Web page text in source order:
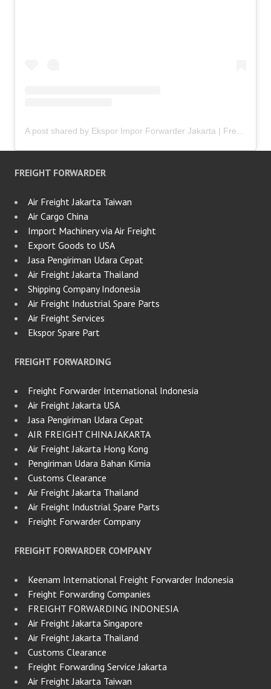
FREIGHT FORWARDER
Air Freight Jakarta Taiwan
Air Cargo China
Import Machinery via Air Freight
Export Goods to USA
Jasa Pengiriman Udara Cepat
Air Freight Jakarta Thailand
Shipping Company Indonesia
Air Freight Industrial Spare Parts
Air Freight Services
Ekspor Spare Part
FREIGHT FORWARDING
Freight Forwarder International Indonesia
Air Freight Jakarta USA
Jasa Pengiriman Udara Cepat
AIR FREIGHT CHINA JAKARTA
Air Freight Jakarta Hong Kong
Pengiriman Udara Bahan Kimia
Customs Clearance
Air Freight Jakarta Thailand
Air Freight Industrial Spare Parts
Freight Forwarder Company
FREIGHT FORWARDER COMPANY
Keenam International Freight Forwarder Indonesia
Freight Forwarding Companies
FREIGHT FORWARDING INDONESIA
Air Freight Jakarta Singapore
Air Freight Jakarta Thailand
Customs Clearance
Freight Forwarding Service Jakarta
Air Freight Jakarta Taiwan